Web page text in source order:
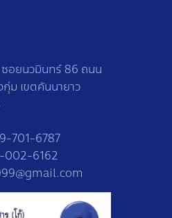
อยนวมินทร์ 86 ถนน
ม เขตคันนายาว
701-6787
002-6162